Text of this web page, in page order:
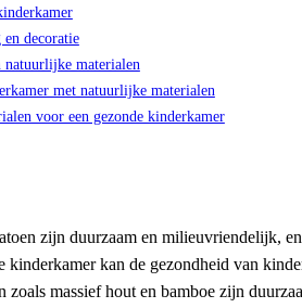
decoratie
materialen
met natuurlijke materialen
voor een gezonde kinderkamer
zijn duurzaam en milieuvriendelijk,
kan de gezondheid van
massief hout en bamboe zijn